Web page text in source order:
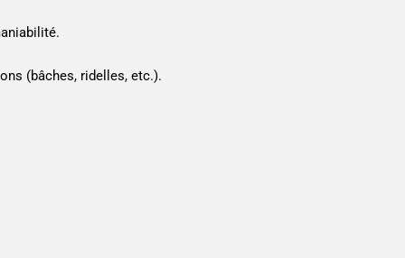
(bâches, ridelles, etc.).